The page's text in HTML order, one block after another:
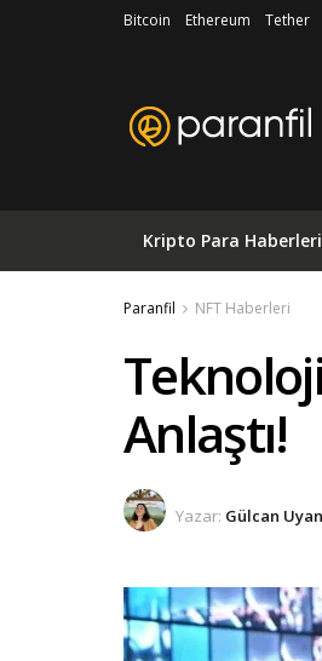
Bitcoin Ethereum Tether
Kripto Para Haberleri
Paranfil NFT Haberleri
Anlaştı!
Yazar: Gülcan